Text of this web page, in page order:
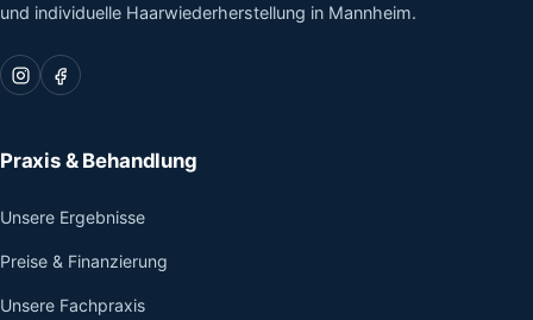
und individuelle Haarwiederherstellung in Mannheim.
Praxis & Behandlung
Unsere Ergebnisse
Preise & Finanzierung
Unsere Fachpraxis